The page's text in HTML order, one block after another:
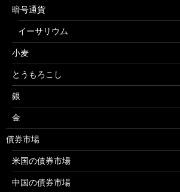
暗号通貨
イーサリウム
小麦
とうもろこし
銀
金
債券市場
米国の債券市場
中国の債券市場